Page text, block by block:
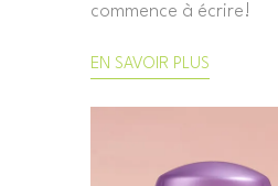
commence à écrire!
EN SAVOIR PLUS